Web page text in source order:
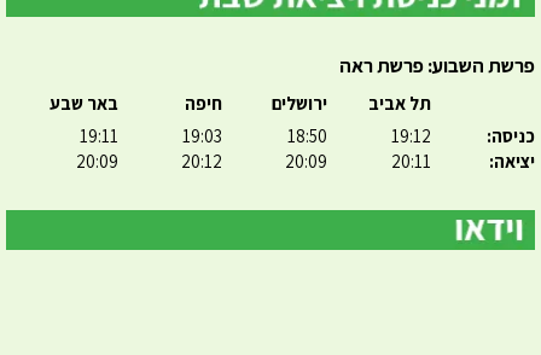
פרשת השבוע: פרשת ראה
כניסה:
יציאה:
תל אביב
19:12
20:11
ירושלים
18:50
20:09
חיפה
19:03
20:12
באר שבע
19:11
20:09